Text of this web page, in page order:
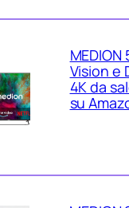
Vision e
4K da
su